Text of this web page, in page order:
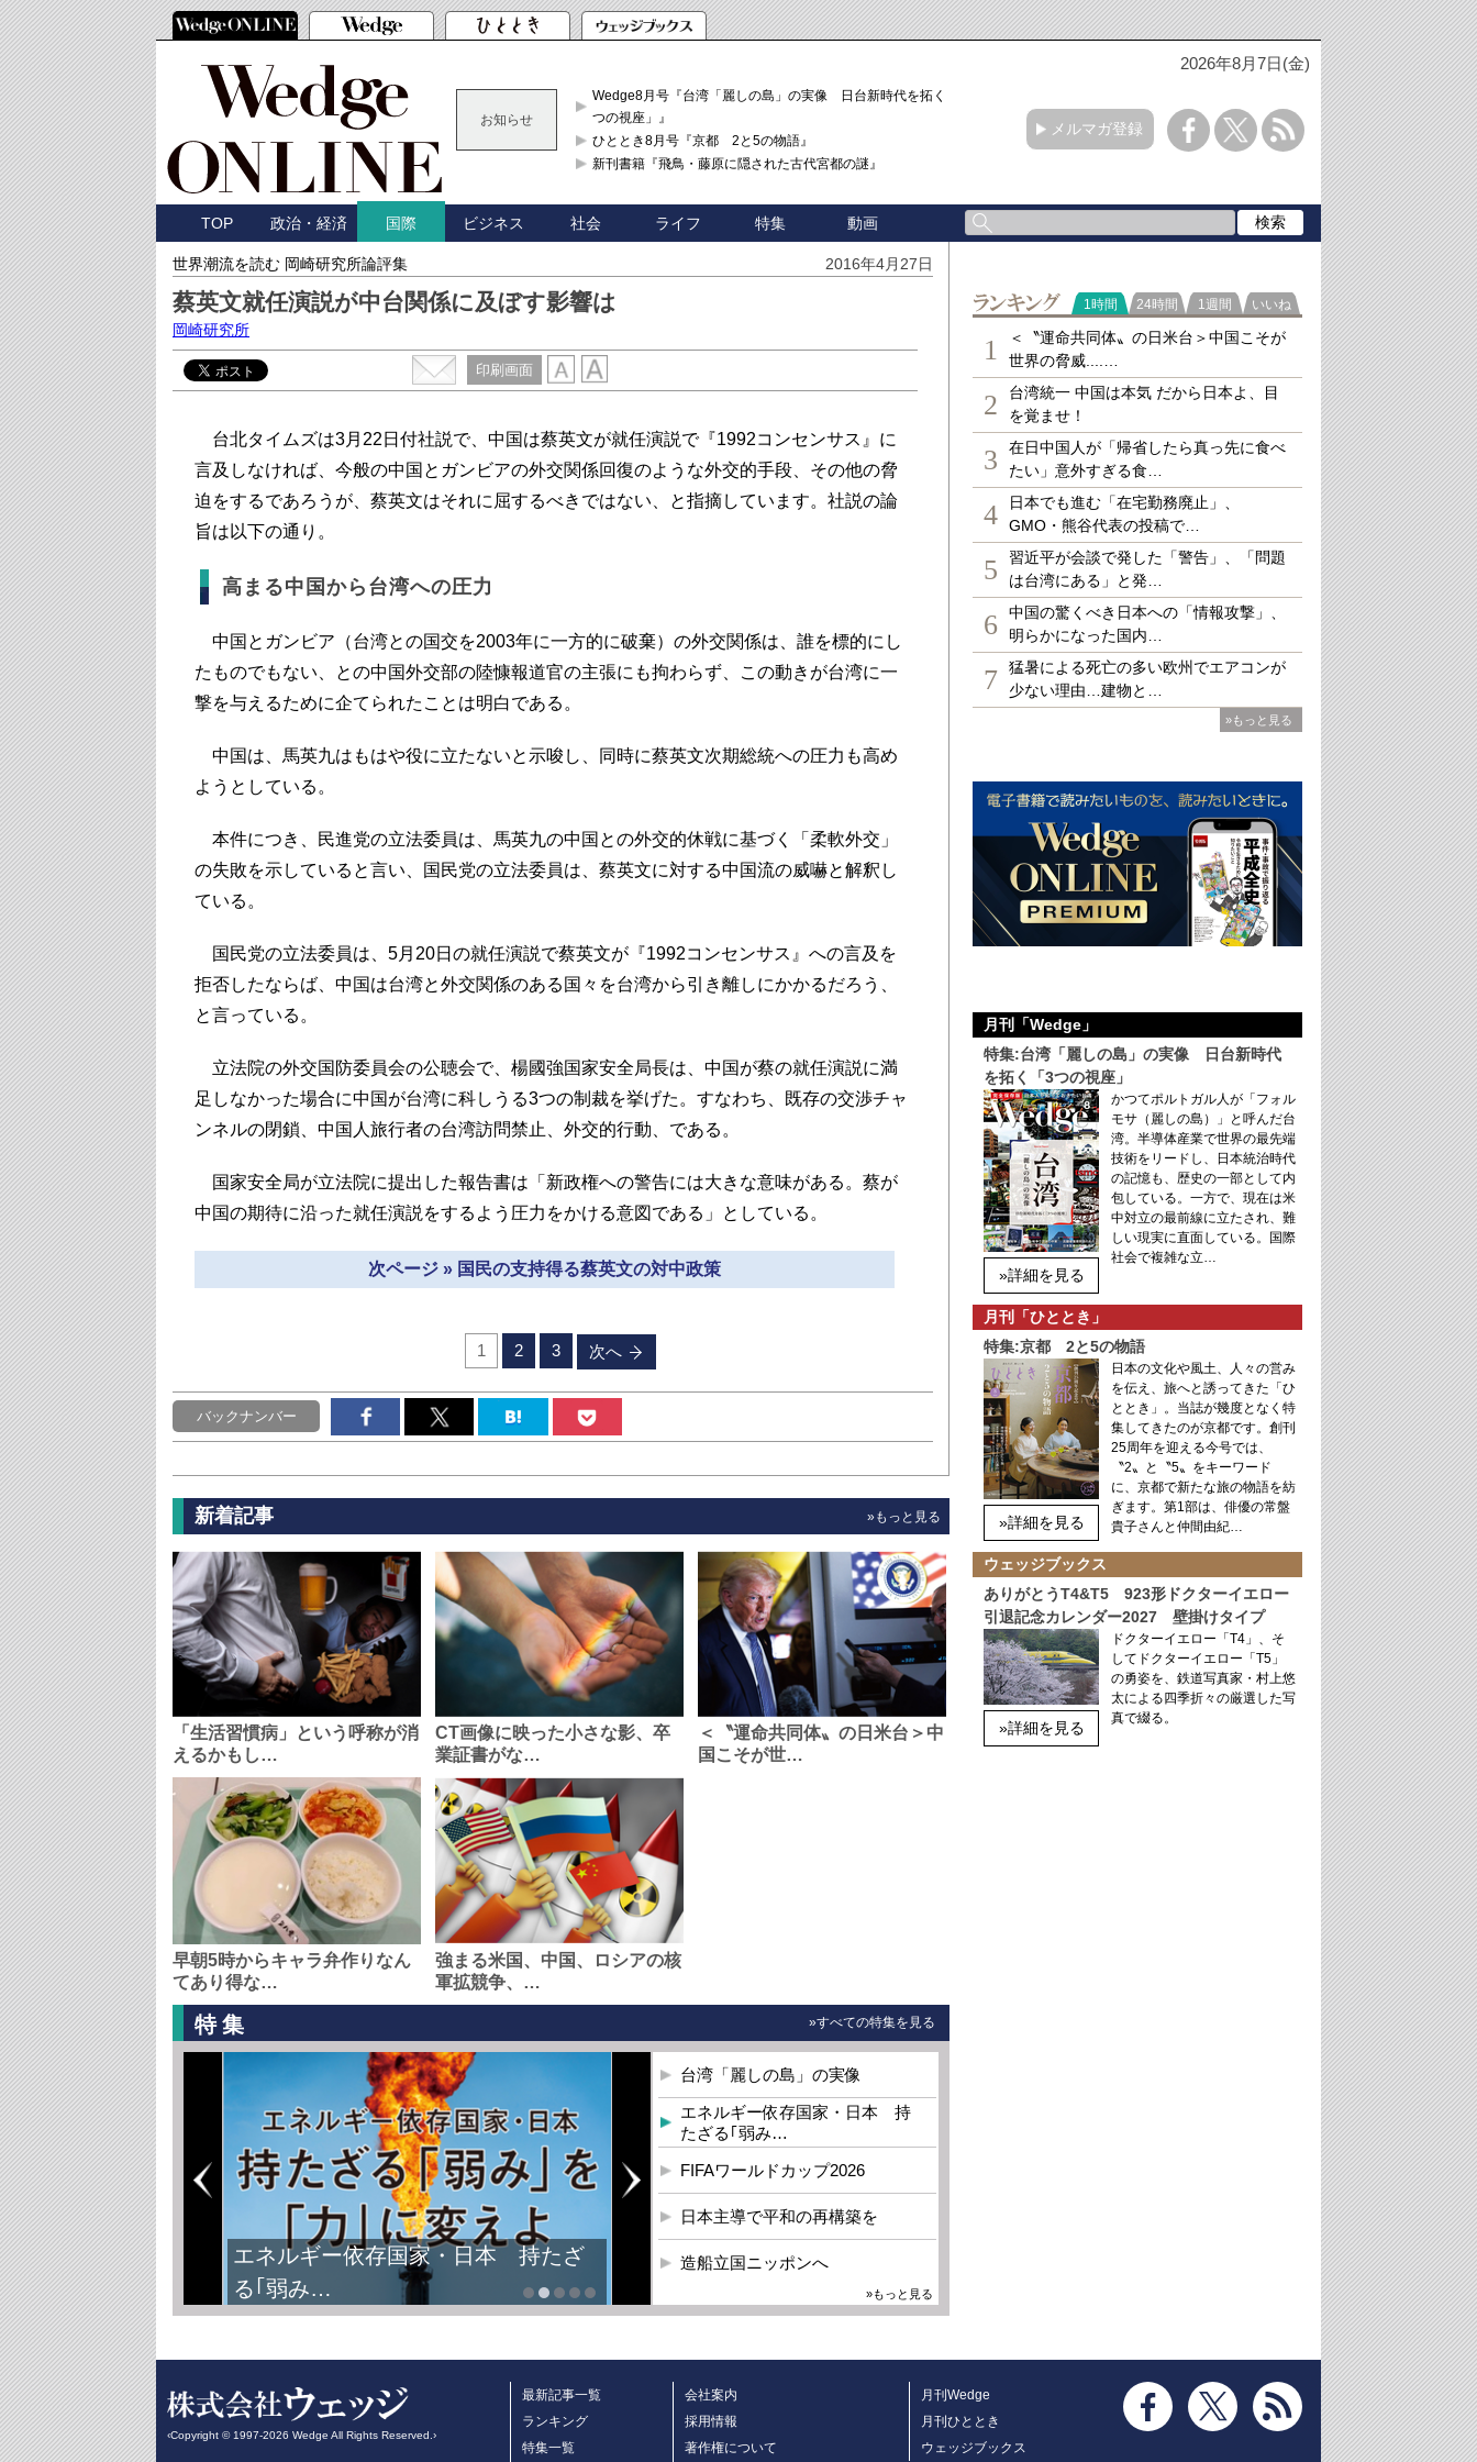
2026年8月7日(金)
お知らせ
Wedge8月号『台湾「麗しの島」の実像 日台新時代を拓く「3
つの視座」』
ひととき8月号『京都 2と5の物語』
新刊書籍『飛鳥・藤原に隠された古代宮都の謎』
メルマガ登録
TOP 政治・経済 国際 ビジネス 社会 ライフ 特集 動画
世界潮流を読む 岡崎研究所論評集 2016年4月27日
蔡英文就任演説が中台関係に及ぼす影響は
岡崎研究所
印刷画面
台北タイムズは3月22日付社説で、中国は蔡英文が就任演説で『1992コンセンサス』に
言及しなければ、今般の中国とガンビアの外交関係回復のような外交的手段、その他の脅
迫をするであろうが、蔡英文はそれに屈するべきではない、と指摘しています。社説の論
旨は以下の通り。
高まる中国から台湾への圧力
中国とガンビア（台湾との国交を2003年に一方的に破棄）の外交関係は、誰を標的にし
たものでもない、との中国外交部の陸慷報道官の主張にも拘わらず、この動きが台湾に一
撃を与えるために企てられたことは明白である。
中国は、馬英九はもはや役に立たないと示唆し、同時に蔡英文次期総統への圧力も高め
ようとしている。
本件につき、民進党の立法委員は、馬英九の中国との外交的休戦に基づく「柔軟外交」
の失敗を示していると言い、国民党の立法委員は、蔡英文に対する中国流の威嚇と解釈し
ている。
国民党の立法委員は、5月20日の就任演説で蔡英文が『1992コンセンサス』への言及を
拒否したならば、中国は台湾と外交関係のある国々を台湾から引き離しにかかるだろう、
と言っている。
立法院の外交国防委員会の公聴会で、楊國強国家安全局長は、中国が蔡の就任演説に満
足しなかった場合に中国が台湾に科しうる3つの制裁を挙げた。すなわち、既存の交渉チャ
ンネルの閉鎖、中国人旅行者の台湾訪問禁止、外交的行動、である。
国家安全局が立法院に提出した報告書は「新政権への警告には大きな意味がある。蔡が
中国の期待に沿った就任演説をするよう圧力をかける意図である」としている。
次ページ » 国民の支持得る蔡英文の対中政策
1 2 3 次へ
バックナンバー
新着記事 »もっと見る
「生活習慣病」という呼称が消
えるかもし…
CT画像に映った小さな影、卒
業証書がな…
＜〝運命共同体〟の日米台＞中
国こそが世…
早朝5時からキャラ弁作りなん
てあり得な…
強まる米国、中国、ロシアの核
軍拡競争、…
特集 »すべての特集を見る
エネルギー依存国家・日本 持たざ
る｢弱み…
台湾「麗しの島」の実像
エネルギー依存国家・日本 持
たざる｢弱み…
FIFAワールドカップ2026
日本主導で平和の再構築を
造船立国ニッポンへ
»もっと見る
ランキング
1時間 24時間 1週間 いいね
1
＜〝運命共同体〟の日米台＞中国こそが
世界の脅威....…
2
台湾統一 中国は本気 だから日本よ、目
を覚ませ！
3
在日中国人が「帰省したら真っ先に食べ
たい」意外すぎる食…
4
日本でも進む「在宅勤務廃止」、
GMO・熊谷代表の投稿で…
5
習近平が会談で発した「警告」、「問題
は台湾にある」と発…
6
中国の驚くべき日本への「情報攻撃」、
明らかになった国内…
7
猛暑による死亡の多い欧州でエアコンが
少ない理由…建物と…
»もっと見る
月刊「Wedge」
特集:台湾「麗しの島」の実像 日台新時代
を拓く「3つの視座」
»詳細を見る
かつてポルトガル人が「フォル
モサ（麗しの島）」と呼んだ台
湾。半導体産業で世界の最先端
技術をリードし、日本統治時代
の記憶も、歴史の一部として内
包している。一方で、現在は米
中対立の最前線に立たされ、難
しい現実に直面している。国際
社会で複雑な立…
月刊「ひととき」
特集:京都 2と5の物語
»詳細を見る
日本の文化や風土、人々の営み
を伝え、旅へと誘ってきた「ひ
ととき」。当誌が幾度となく特
集してきたのが京都です。創刊
25周年を迎える今号では、
〝2〟と〝5〟をキーワード
に、京都で新たな旅の物語を紡
ぎます。第1部は、俳優の常盤
貴子さんと仲間由紀…
ウェッジブックス
ありがとうT4&T5 923形ドクターイエロー
引退記念カレンダー2027 壁掛けタイプ
»詳細を見る
ドクターイエロー「T4」、そ
してドクターイエロー「T5」
の勇姿を、鉄道写真家・村上悠
太による四季折々の厳選した写
真で綴る。
‹Copyright © 1997-2026 Wedge All Rights Reserved.›
最新記事一覧
ランキング
特集一覧
会社案内
採用情報
著作権について
月刊Wedge
月刊ひととき
ウェッジブックス